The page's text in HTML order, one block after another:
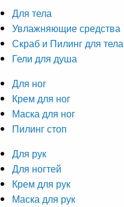
Для тела
Увлажняющие средства
Скраб и Пилинг для тела
Гели для душа
Для ног
Крем для ног
Маска для ног
Пилинг стоп
Для рук
Для ногтей
Крем для рук
Маска для рук